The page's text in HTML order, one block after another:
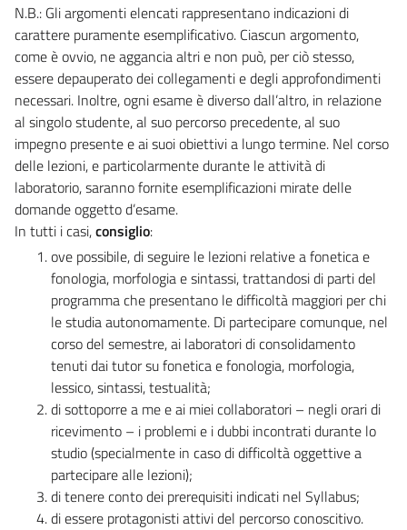
N.B.: Gli argomenti elencati rappresentano indicazioni di
carattere puramente esemplificativo. Ciascun argomento,
come è ovvio, ne aggancia altri e non può, per ciò stesso,
essere depauperato dei collegamenti e degli approfondimenti
necessari. Inoltre, ogni esame è diverso dall’altro, in relazione
al singolo studente, al suo percorso precedente, al suo
impegno presente e ai suoi obiettivi a lungo termine. Nel corso
delle lezioni, e particolarmente durante le attività di
laboratorio, saranno fornite esemplificazioni mirate delle
domande oggetto d’esame.
In tutti i casi,consiglio:
ove possibile, di seguire le lezioni relative a fonetica e
fonologia, morfologia e sintassi, trattandosi di parti del
programma che presentano le difficoltà maggiori per chi
le studia autonomamente. Di partecipare comunque, nel
corso del semestre, ai laboratori di consolidamento
tenuti dai tutor su fonetica e fonologia, morfologia,
lessico, sintassi, testualità;
di sottoporre a me e ai miei collaboratori – negli orari di
ricevimento – i problemi e i dubbi incontrati durante lo
studio (specialmente in caso di difficoltà oggettive a
partecipare alle lezioni);
di tenere conto dei prerequisiti indicati nel Syllabus;
di essere protagonisti attivi del percorso conoscitivo.